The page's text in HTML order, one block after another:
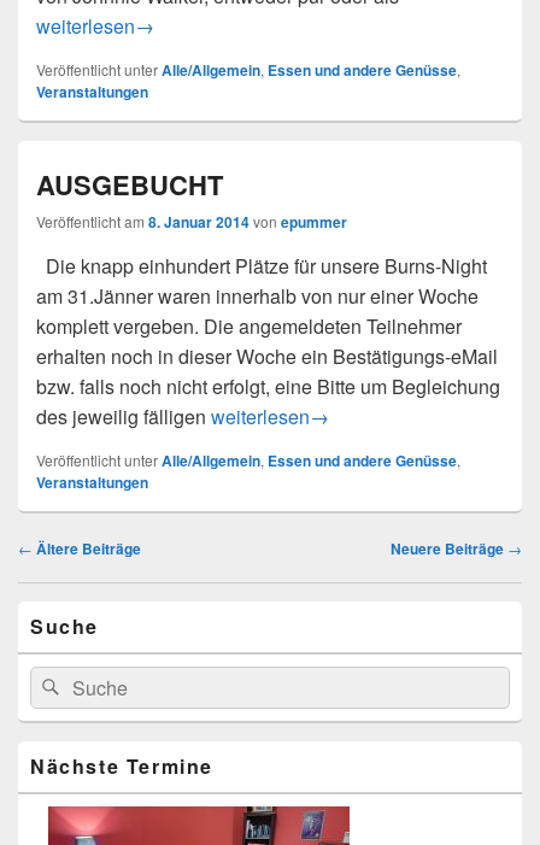
Das war unser Burns Supper
weiterlesen→
Veröffentlicht unterAlle/Allgemein, Essen und andere Genüsse,
Veranstaltungen
AUSGEBUCHT
Veröffentlicht am 8. Januar 2014von epummer
Die knapp einhundert Plätze für unsere Burns-Night
am 31.Jänner waren innerhalb von nur einer Woche
komplett vergeben. Die angemeldeten Teilnehmer
erhalten noch in dieser Woche ein Bestätigungs-eMail
bzw. falls noch nicht erfolgt, eine Bitte um Begleichung
des jeweilig fälligen AUSGEBUCHT
weiterlesen→
Veröffentlicht unterAlle/Allgemein, Essen und andere Genüsse,
Veranstaltungen
Beitragsnavigation
← Ältere Beiträge Neuere Beiträge →
Seitenleisten-
Widgetbereich
Suche
Suchen
nach:
Suchen
Nächste Termine